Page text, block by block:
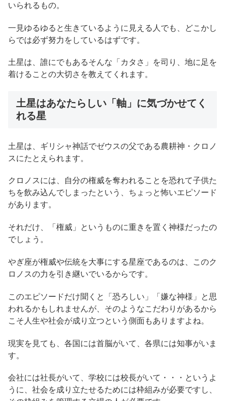
いられるもの。
一見ゆるゆると生きているように見える人でも、どこかし
らでは必ず努力をしているはずです。
土星は、誰にでもあるそんな「カタさ」を司り、地に足を
着けることの大切さを教えてくれます。
土星はあなたらしい「軸」に気づかせてく
れる星
土星は、ギリシャ神話でゼウスの父である農耕神・クロノ
スにたとえられます。
クロノスには、自分の権威を奪われることを恐れて子供た
ちを飲み込んでしまったという、ちょっと怖いエピソード
があります。
それだけ、「権威」というものに重きを置く神様だったの
でしょう。
やぎ座が権威や伝統を大事にする星座であるのは、このク
ロノスの力を引き継いでいるからです。
このエピソードだけ聞くと「恐ろしい」「嫌な神様」と思
われるかもしれませんが、そのようなこだわりがあるから
こそ人生や社会が成り立つという側面もありますよね。
現実を見ても、各国には首脳がいて、各県には知事がいま
す。
会社には社長がいて、学校には校長がいて・・・というよ
うに、社会を成り立たせるためには枠組みが必要ですし、